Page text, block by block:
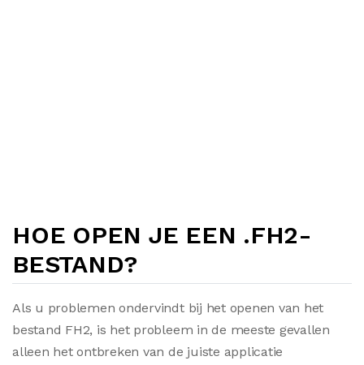
HOE OPEN JE EEN .FH2-
BESTAND?
Als u problemen ondervindt bij het openen van het
bestand FH2, is het probleem in de meeste gevallen
alleen het ontbreken van de juiste applicatie